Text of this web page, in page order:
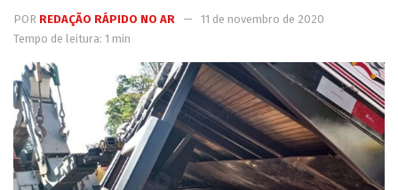
POR REDAÇÃO RÁPIDO NO AR
11 de novembro de 2020
Tempo de leitura: 1 min